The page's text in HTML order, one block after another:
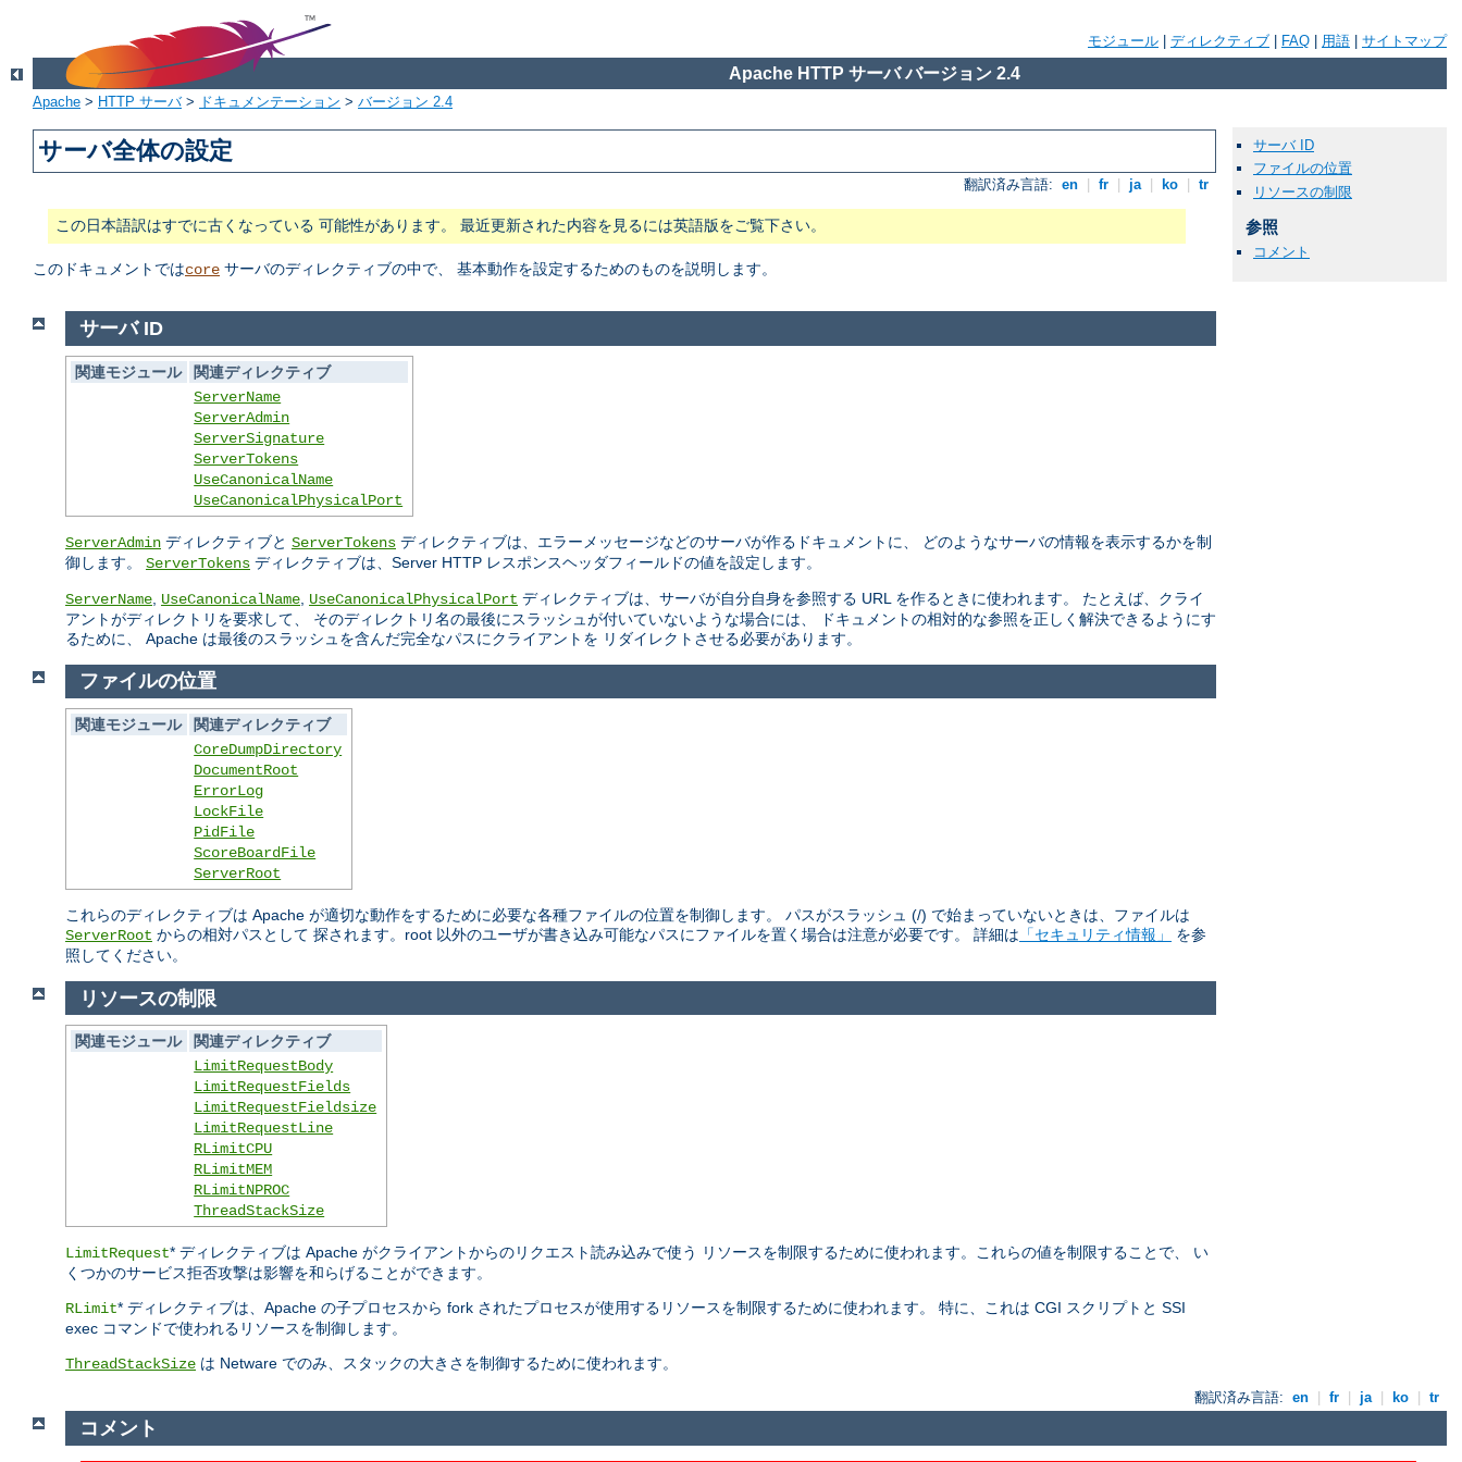
モジュール ディレクティブ FAQ 用語 サイトマップ
Apache HTTP サーバ バージョン 2.4
Apache > HTTP サーバ> ドキュメンテーション > バージョン 2.4
サーバ全体の設定
翻訳済み言語: en fr ja ko tr
この日本語訳はすでに古くなっている 可能性があります。 最近更新された内容を見るには英語版をご覧下さい。
このドキュメントではcore サーバのディレクティブの中で、 基本動作を設定するためのものを説明します。
サーバ ID
ファイルの位置
リソースの制限
参照
コメント
サーバ ID
関連モジュール
関連ディレクティブ
ServerName
ServerAdmin
ServerSignature
ServerTokens
UseCanonicalName
UseCanonicalPhysicalPort
ServerAdmin ディレクティブと ServerTokens ディレクティブは、エラーメッセージなどのサーバが作るドキュメントに、 どのようなサーバの情報を表示するかを制
御します。 ServerTokens ディレクティブは、Server HTTP レスポンスヘッダフィールドの値を設定します。
ServerName UseCanonicalName UseCanonicalPhysicalPort ディレクティブは、サーバが自分自身を参照する URL を作るときに使われます。 たとえば、クライ
アントがディレクトリを要求して、 そのディレクトリ名の最後にスラッシュが付いていないような場合には、 ドキュメントの相対的な参照を正しく解決できるようにす
るために、 Apache は最後のスラッシュを含んだ完全なパスにクライアントを リダイレクトさせる必要があります。
ファイルの位置
関連モジュール
関連ディレクティブ
CoreDumpDirectory
DocumentRoot
ErrorLog
LockFile
PidFile
ScoreBoardFile
ServerRoot
これらのディレクティブは Apache が適切な動作をするために必要な各種ファイルの位置を制御します。 パスがスラッシュ (/) で始まっていないときは、ファイルは
ServerRoot からの相対パスとして 探されます。root 以外のユーザが書き込み可能なパスにファイルを置く場合は注意が必要です。 詳細は 「セキュリティ情報」
を参
照してください。
リソースの制限
関連モジュール
関連ディレクティブ
LimitRequestBody
LimitRequestFields
LimitRequestFieldsize
LimitRequestLine
RLimitCPU
RLimitMEM
RLimitNPROC
ThreadStackSize
LimitRequest* ディレクティブは Apache がクライアントからのリクエスト読み込みで使う リソースを制限するために使われます。これらの値を制限することで、 い
くつかのサービス拒否攻撃は影響を和らげることができます。
RLimit* ディレクティブは、Apache の子プロセスから fork されたプロセスが使用するリソースを制限するために使われます。 特に、これは CGI スクリプトと SSI
exec コマンドで使われるリソースを制御します。
ThreadStackSize は Netware でのみ、スタックの大きさを制御するために使われます。
翻訳済み言語: en fr ja ko tr
コメント